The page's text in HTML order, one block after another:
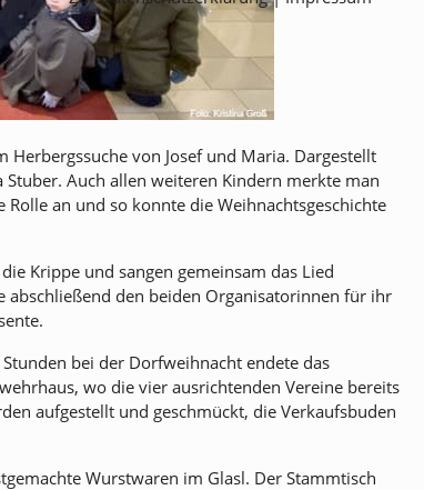
von Josef und Maria. Dargestellt
Auch allen weiteren Kindern merkte man
an und so konnte die Weihnachtsgeschichte
Krippe und sangen gemeinsam das Lied
abschließend den beiden Organisatorinnen für ihr
bei der Dorfweihnacht endete das
wo die vier ausrichtenden Vereine bereits
aufgestellt und geschmückt, die Verkaufsbuden
Wurstwaren im Glasl. Der Stammtisch